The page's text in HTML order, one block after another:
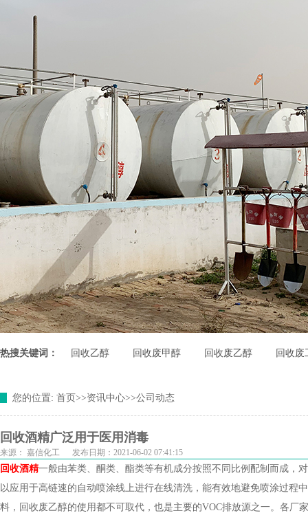
热搜关键词： 回收乙醇 回收废甲醇 回收废乙醇 回收废
您的位置: 首页 >>资讯中心>>公司动态
回收酒精广泛用于医用消毒
来源： 嘉信化工 发布日期：2021-06-02 07:41:15
回收酒精一般由苯类、酮类、酯类等有机成分按照不同比例配制而成，
以应用于高链速的自动喷涂线上进行在线清洗，能有效地避免喷涂过程
料，回收废乙醇的使用都不可取代，也是主要的VOC排放源之一。各厂